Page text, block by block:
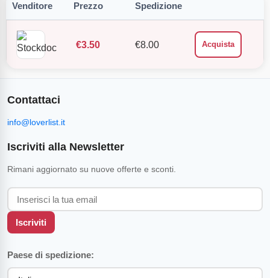
Venditore Prezzo Spedizione
€3.50 €8.00 Acquista
Contattaci
info@loverlist.it
Iscriviti alla Newsletter
Rimani aggiornato su nuove offerte e sconti.
Iscriviti
Paese di spedizione: